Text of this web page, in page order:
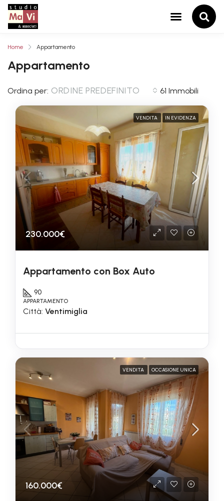
Home Appartamento
Appartamento
61 Immobili
Ordina per: ORDINE PREDEFINITO
VENDITA IN EVIDENZA
230.000€
Appartamento con Box Auto
90
APPARTAMENTO
Città: Ventimiglia
VENDITA OCCASIONE UNICA
160.000€